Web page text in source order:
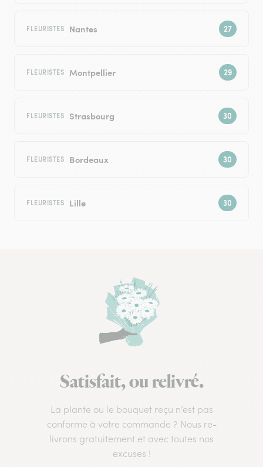
FLEURISTES Nantes
FLEURISTES Montpellier
FLEURISTES Strasbourg
FLEURISTES Bordeaux
FLEURISTES Lille
Satisfait, ou relivré.
La plante ou le bouquet reçu n’est pas
conforme à votre commande ? Nous re-
livrons gratuitement et avec toutes nos
excuses !